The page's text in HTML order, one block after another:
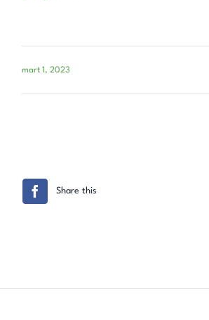
mart 1, 2023
Share this